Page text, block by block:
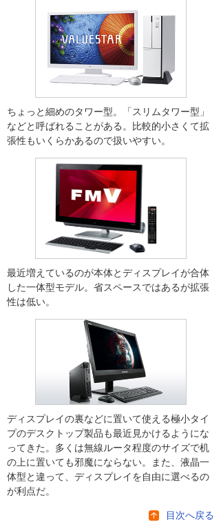
ちょっと細めのタワー型。「スリムタワー型」
などと呼ばれることがある。比較的小さくて拡
張性もいくらかあるので扱いやすい。
最近増えているのが本体とディスプレイが合体
した一体型モデル。省スペースではあるが拡張
性は低い。
ディスプレイの裏などに置いて使える極小タイ
プのデスクトップ製品も最近見かけるようにな
ってきた。多くは無線ルータ程度のサイズで机
の上に置いても邪魔にならない。また、液晶一
体型と違って、ディスプレイを自由に選べるの
が利点だ。
目次へ戻る